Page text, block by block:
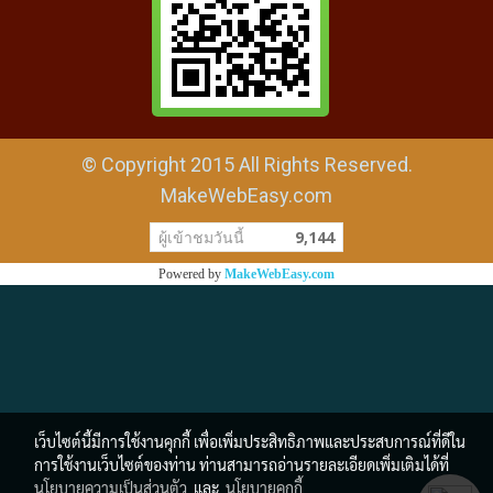
© Copyright 2015 All Rights Reserved.
MakeWebEasy.com
ผู้เข้าชมวันนี้ 9,144
Powered by MakeWebEasy.com
เว็บไซต์นี้มีการใช้งานคุกกี้ เพื่อเพิ่มประสิทธิภาพและประสบการณ์ที่ดีใน
การใช้งานเว็บไซต์ของท่าน ท่านสามารถอ่านรายละเอียดเพิ่มเติมได้ที่
นโยบายความเป็นส่วนตัว และ นโยบายคุกกี้